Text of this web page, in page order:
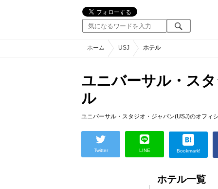
ホーム USJ ホテル
ユニバーサル・ス
ル
ユニバーサル・スタジオ・ジャパン(USJ)のオフィ
Twitter LINE Bookmark!
ホテル一覧